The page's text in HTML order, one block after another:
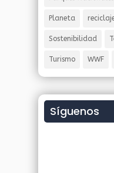
Planeta
Sostenibilidad
Turismo WWF
Síguenos